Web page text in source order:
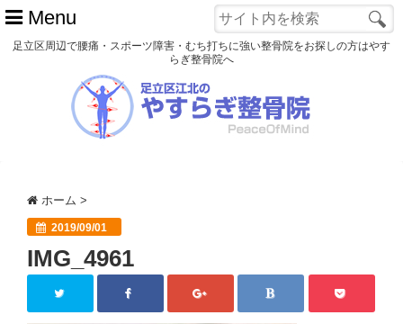
Menu
スポーツ障害
患者様の声
アクセス
足立区周辺で腰痛・スポーツ障害・むち打ちに強い整骨院をお探しの方はやす
らぎ整骨院へ
ホーム >
2019/09/01
IMG_4961